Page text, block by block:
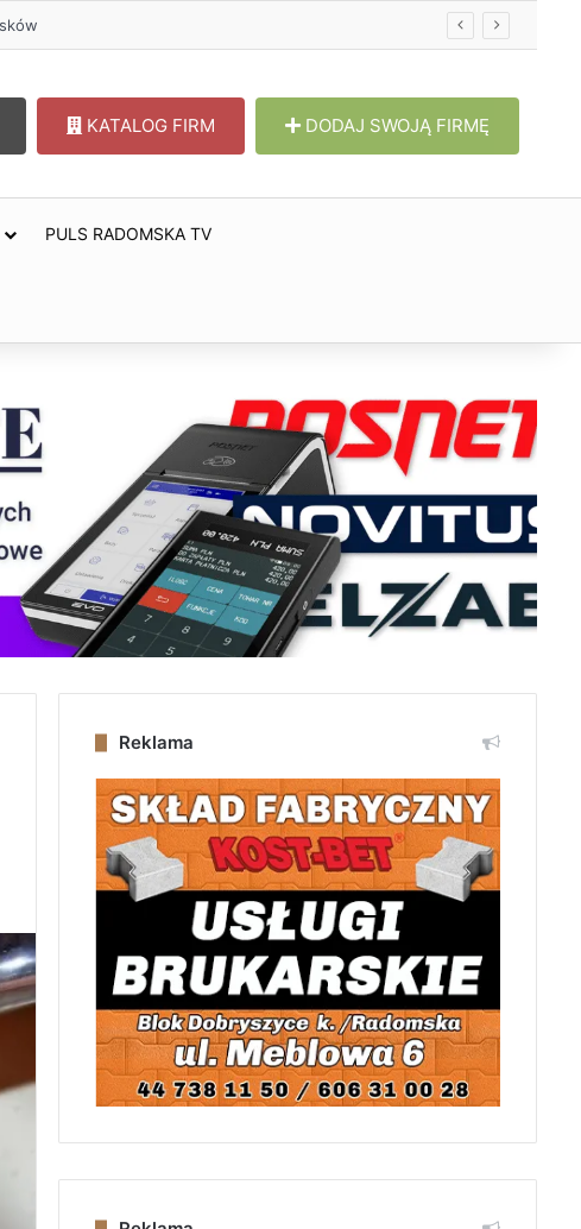
KATALOG FIRM DODAJ SWOJĄ FIRMĘ
PULS RADOMSKA TV
Reklama